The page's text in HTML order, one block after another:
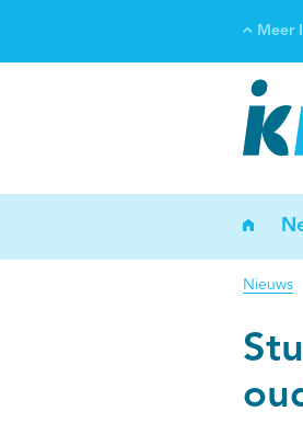
Meer
Nieuws